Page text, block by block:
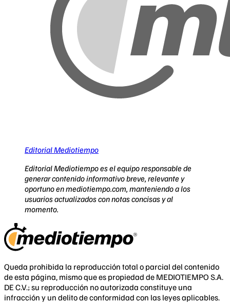
Editorial Mediotiempo
Editorial Mediotiempo es el equipo responsable de
generar contenido informativo breve, relevante y
oportuno en mediotiempo.com, manteniendo a los
usuarios actualizados con notas concisas y al
momento.
Queda prohibida la reproducción total o parcial del contenido
de esta página, mismo que es propiedad de MEDIOTIEMPO S.A.
DE C.V.; su reproducción no autorizada constituye una
infracción y un delito de conformidad con las leyes aplicables.